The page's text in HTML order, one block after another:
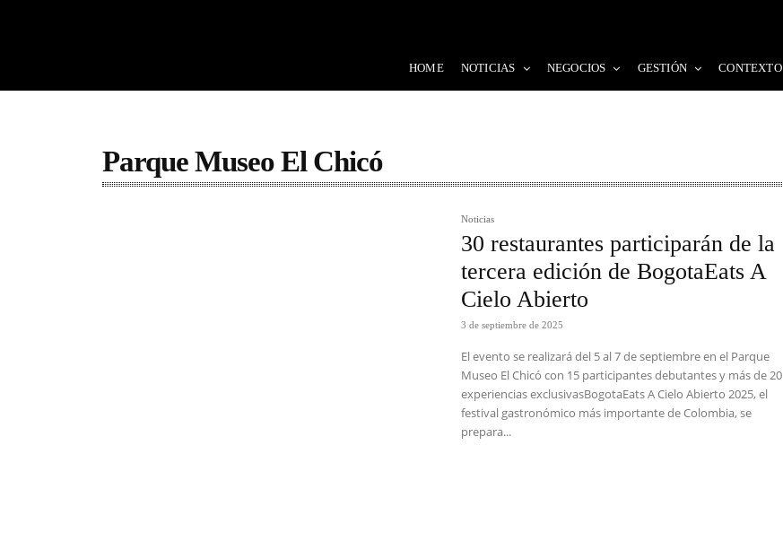
HOME NOTICIAS NEGOCIOS GESTIÓN CONTEXTO
Parque Museo El Chicó
Noticias
30 restaurantes participarán de la
tercera edición de BogotaEats A
Cielo Abierto
3 de septiembre de 2025
El evento se realizará del 5 al 7 de septiembre en el Parque
Museo El Chicó con 15 participantes debutantes y más de 20
experiencias exclusivasBogotaEats A Cielo Abierto 2025, el
festival gastronómico más importante de Colombia, se
prepara...